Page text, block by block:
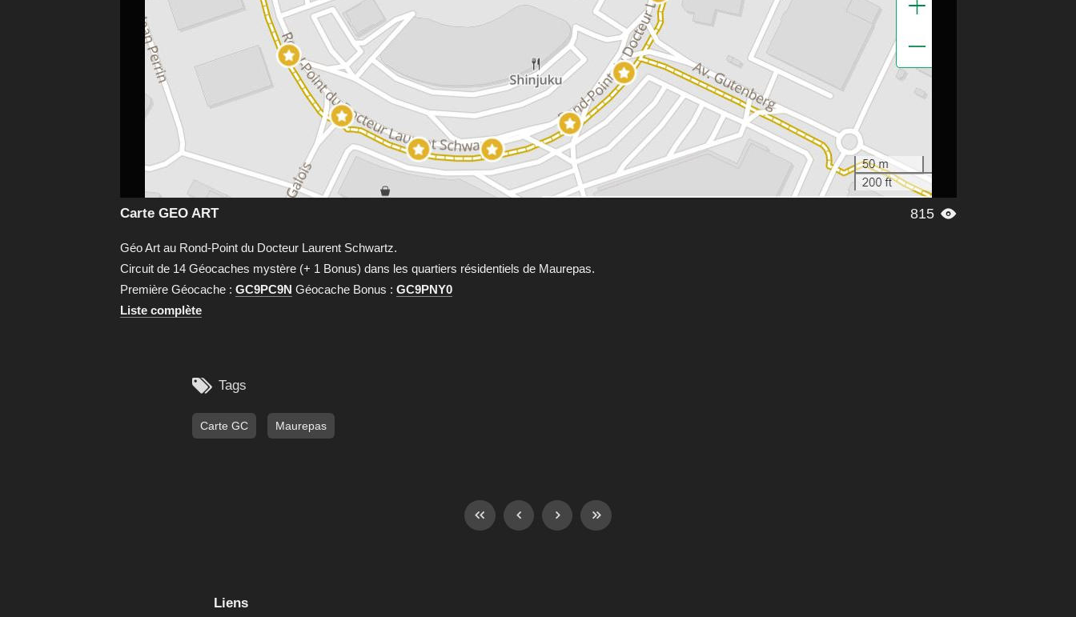
815 
Carte GEO ART
Géo Art au Rond-Point du Docteur Laurent Schwartz.
Circuit de 14 Géocaches mystère (+ 1 Bonus) dans les quartiers résidentiels de Maurepas.
Première Géocache : GC9PC9N Géocache Bonus : GC9PNY0
Liste complète
 Tags
Carte GC Maurepas
Liens